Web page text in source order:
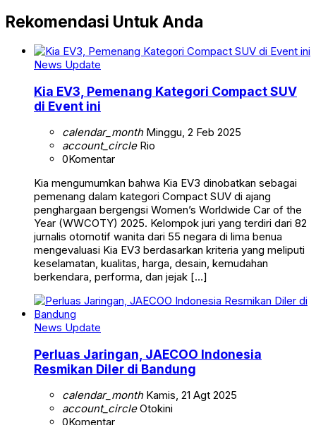
Rekomendasi Untuk Anda
News Update
Kia EV3, Pemenang Kategori Compact SUV
di Event ini
calendar_monthMinggu, 2 Feb 2025
account_circleRio
0Komentar
Kia mengumumkan bahwa Kia EV3 dinobatkan sebagai
pemenang dalam kategori Compact SUV di ajang
penghargaan bergengsi Women’s Worldwide Car of the
Year (WWCOTY) 2025. Kelompok juri yang terdiri dari 82
jurnalis otomotif wanita dari 55 negara di lima benua
mengevaluasi Kia EV3 berdasarkan kriteria yang meliputi
keselamatan, kualitas, harga, desain, kemudahan
berkendara, performa, dan jejak […]
News Update
Perluas Jaringan, JAECOO Indonesia
Resmikan Diler di Bandung
calendar_monthKamis, 21 Agt 2025
account_circleOtokini
0Komentar